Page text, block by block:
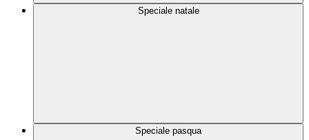
Speciale natale
Speciale pasqua